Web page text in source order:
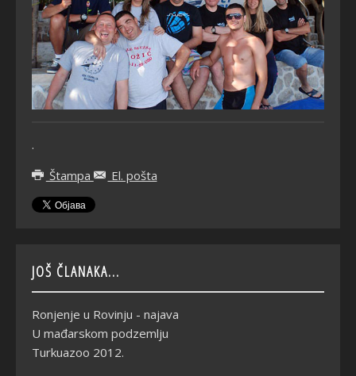
.
Štampa
El. pošta
JOŠ ČLANAKA...
Ronjenje u Rovinju - najava
U mađarskom podzemlju
Turkuazoo 2012.